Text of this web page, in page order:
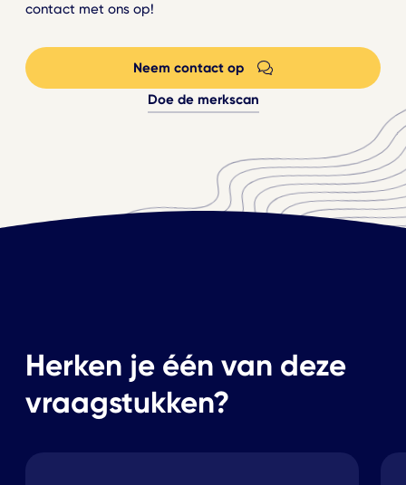
contact met ons op!
Neem contact op
Doe de merkscan
Herken je één van deze
vraagstukken?